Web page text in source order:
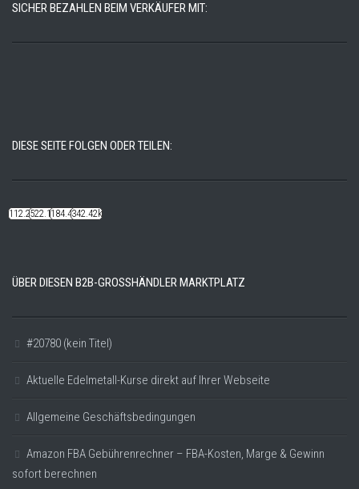
SICHER BEZAHLEN BEIM VERKÄUFER MIT:
DIESE SEITE FOLGEN ODER TEILEN:
112.22k522.14k184.48k342.42k
ÜBER DIESEN B2B-GROSSHÄNDLER MARKTPLATZ
#20780 (kein Titel)
Aktuelle Edelmetall-Kurse direkt auf Ihrer Webseite
Allgemeine Geschäftsbedingungen
Amazon FBA Gebührenrechner – FBA-Kosten, Marge & Gewinn
sofort berechnen